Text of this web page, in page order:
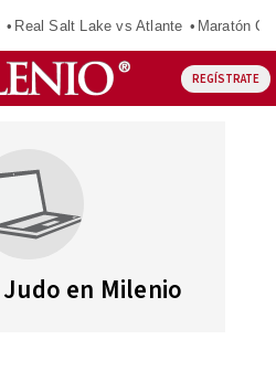
Real Salt Lake vs Atlante Maratón
REGÍSTRATE
en Milenio